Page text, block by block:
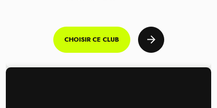
CHOISIR CE CLUB